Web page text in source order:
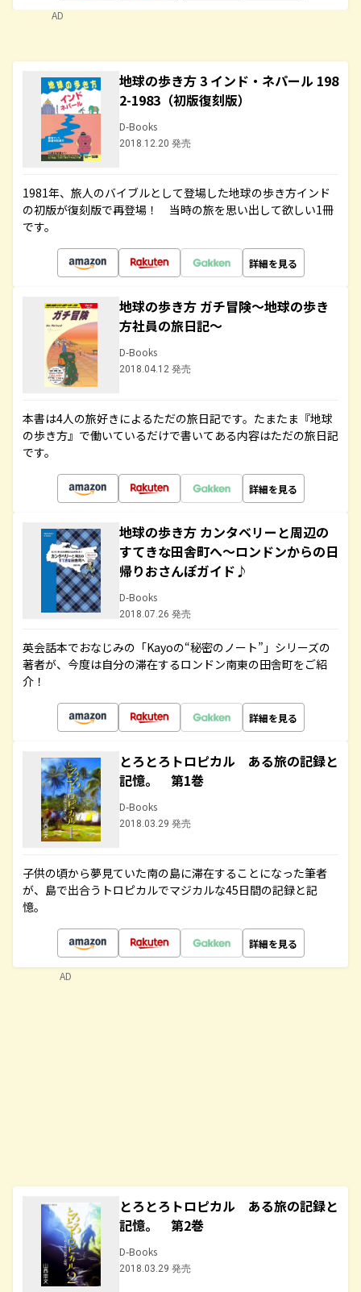
AD
地球の歩き方 3 インド・ネパール 198
2-1983（初版復刻版）
D-Books
2018.12.20 発売
1981年、旅人のバイブルとして登場した地球の歩き方インド
の初版が復刻版で再登場！ 当時の旅を思い出して欲しい1冊
です。
詳細を見る
地球の歩き方 ガチ冒険～地球の歩き
方社員の旅日記～
D-Books
2018.04.12 発売
本書は4人の旅好きによるただの旅日記です。たまたま『地球
の歩き方』で働いているだけで書いてある内容はただの旅日記
です。
詳細を見る
地球の歩き方 カンタベリーと周辺の
すてきな田舎町へ～ロンドンからの日
帰りおさんぽガイド♪
D-Books
2018.07.26 発売
英会話本でおなじみの「Kayoの“秘密のノート”」シリーズの
著者が、今度は自分の滞在するロンドン南東の田舎町をご紹
介！
詳細を見る
とろとろトロピカル ある旅の記録と
記憶。 第1巻
D-Books
2018.03.29 発売
子供の頃から夢見ていた南の島に滞在することになった筆者
が、島で出合うトロピカルでマジカルな45日間の記録と記
憶。
詳細を見る
とろとろトロピカル ある旅の記録と
記憶。 第2巻
D-Books
2018.03.29 発売
AD